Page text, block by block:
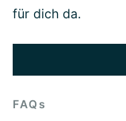
für dich da.
FAQs